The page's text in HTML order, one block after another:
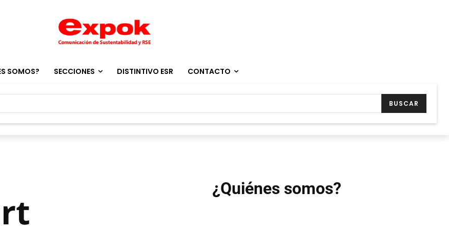
SOMOS? SECCIONES DISTINTIVO ESR CONTACTO
BUSCAR
¿Quiénes somos?